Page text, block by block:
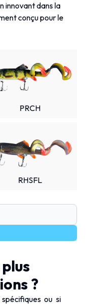
innovant dans la
conçu pour le
PRCH
RHSFL
?
ou si